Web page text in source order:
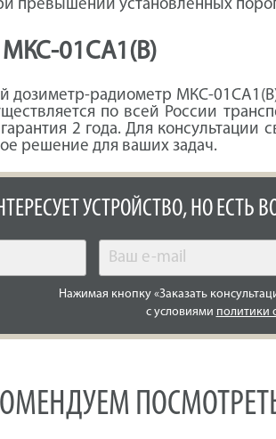
превышении установленных
МКС-01СА1(В)
дозиметр-радиометр МКС-
по всей России
2 года. Для
решение для ваших задач.
УСТРОЙСТВО, НО ЕСТЬ
Нажимая кнопку «Заказать
с условиями политики